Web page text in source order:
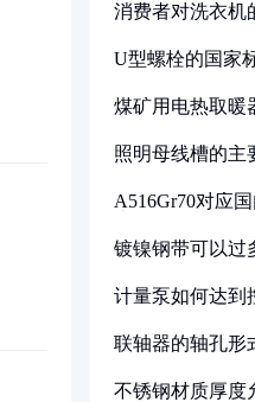
消费者对洗衣机
U型螺栓的国家
煤矿用电热取暖
照明母线槽的主
A516Gr70对应
镀镍钢带可以过
计量泵如何达到
联轴器的轴孔形
不锈钢材质厚度